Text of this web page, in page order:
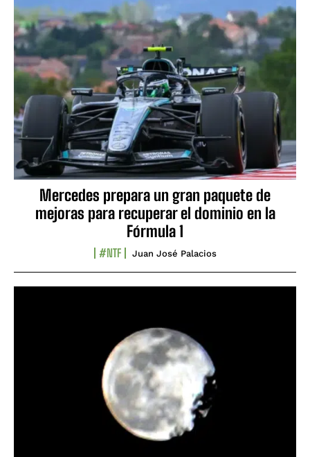
Mercedes prepara un gran paquete de
mejoras para recuperar el dominio en la
Fórmula 1
#NTF Juan José Palacios